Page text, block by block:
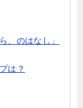
、のはなし」
は？